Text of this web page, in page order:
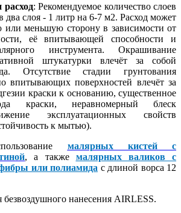
расход: Рекомендуемое количество слоев
два слоя - 1 литр на 6-7 м2. Расход может
или меньшую сторону в зависимости от
её впитывающей способности и
инструмента. Окрашивание
штукатурки влечёт за собой
Отсутствие стадии грунтования
впитывающих поверхностей влечёт за
краски к основанию, существенное
краски, неравномерный блеск
эксплуатационных свойств
к мытью).
малярных кистей с
, а также малярных валиков с
или полиамида с длиной ворса 12
безвоздушного нанесения AIRLESS.